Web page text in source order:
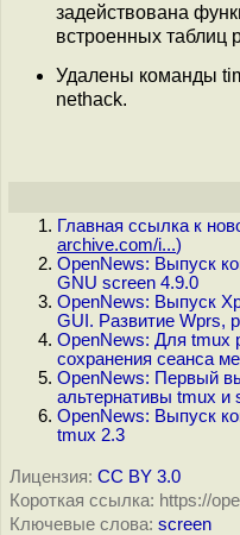
задействована
встроенных таблиц
Удалены команды
nethack.
Главная ссылка к
archive.com/i...)
OpenNews: Выпуск
GNU screen 4.9.0
OpenNews: Выпуск
GUI. Развитие Wprs,
OpenNews: Для tmux
сохранения сеанса
OpenNews: Первый
альтернативы tmux и
OpenNews: Выпуск
tmux 2.3
Лицензия: CC BY 3.0
Короткая ссылка: https://
Ключевые слова: screen